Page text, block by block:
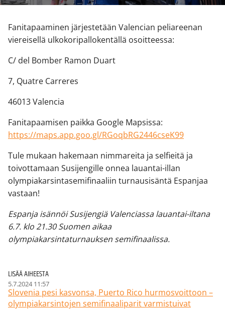
Fanitapaaminen järjestetään Valencian peliareenan
viereisellä ulkokoripallokentällä osoitteessa:
C/ del Bomber Ramon Duart
7, Quatre Carreres
46013 Valencia
Fanitapaamisen paikka Google Mapsissa:
https://maps.app.goo.gl/RGoqbRG2446cseK99
Tule mukaan hakemaan nimmareita ja selfieitä ja
toivottamaan Susijengille onnea lauantai-illan
olympiakarsintasemifinaaliin turnausisäntä Espanjaa
vastaan!
Espanja isännöi Susijengiä Valenciassa lauantai-iltana
6.7. klo 21.30 Suomen aikaa
olympiakarsintaturnauksen semifinaalissa.
LISÄÄ AIHEESTA
5.7.2024 11:57
Slovenia pesi kasvonsa, Puerto Rico hurmosvoittoon –
olympiakarsintojen semifinaaliparit varmistuivat